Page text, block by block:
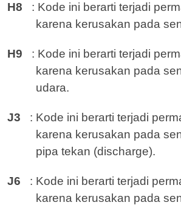
H8
: Kode ini berarti terjadi
karena kerusakan pada
H9
: Kode ini berarti terjadi
karena kerusakan pada
udara.
J3
: Kode ini berarti terjadi
karena kerusakan pada
pipa tekan (discharge).
J6
: Kode ini berarti terjadi
karena kerusakan pada